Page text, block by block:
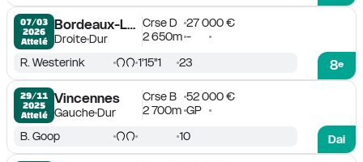
07/03
2026
Attelé
Bordeaux-Le Bouscat
DroiteDur
Crse D
27 000 €
2 650m -
8e
R. Westerink 1'15''1 23
29/11
2025
Attelé
Vincennes
GaucheDur
Crse B
52 000 €
2 700m GP
Dai
B. Goop 10